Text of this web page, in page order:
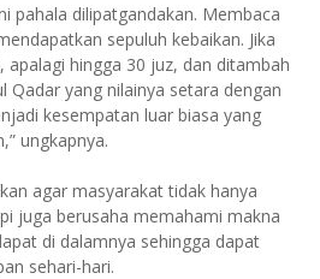
pahala dilipatgandakan. Membaca
sepuluh kebaikan. Jika
apalagi hingga 30 juz, dan ditambah
Qadar yang nilainya setara dengan
kesempatan luar biasa yang
ungkapnya.
agar masyarakat tidak hanya
juga berusaha memahami makna
di dalamnya sehingga dapat
sehari-hari.